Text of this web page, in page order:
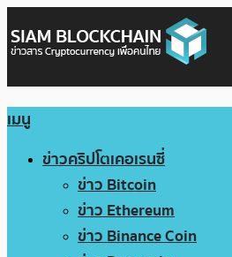
เมนู
ข่าวคริปโตเคอเรนซี่
ข่าว Bitcoin
ข่าว Ethereum
ข่าว Binance Coin